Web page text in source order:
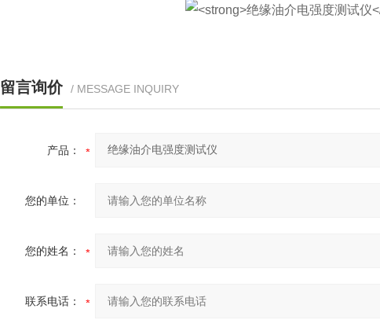
留言询价 / MESSAGE INQUIRY
产品：
您的单位：
您的姓名：
联系电话：